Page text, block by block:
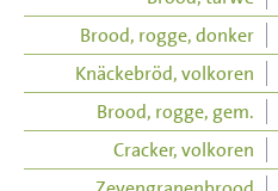
Brood, rogge, donker
Knäckebröd, volkoren
Brood, rogge, gem.
Cracker, volkoren